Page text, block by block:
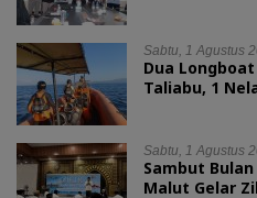
Sabtu, 1 Agustus
Dua
Taliabu, 1
Sabtu, 1 Agustus
Sambut
Malut Gelar